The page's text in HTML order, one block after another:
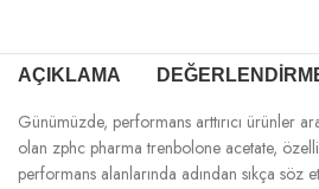
AÇIKLAMA
Günümüzde, performans arttırıcı ürünler
olan zphc pharma trenbolone acetate,
performans alanlarında adından sıkça söz